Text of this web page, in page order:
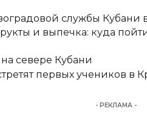
службы Кубани
и выпечка: куда
севере Кубани
первых учеников в
- РЕКЛАМА -